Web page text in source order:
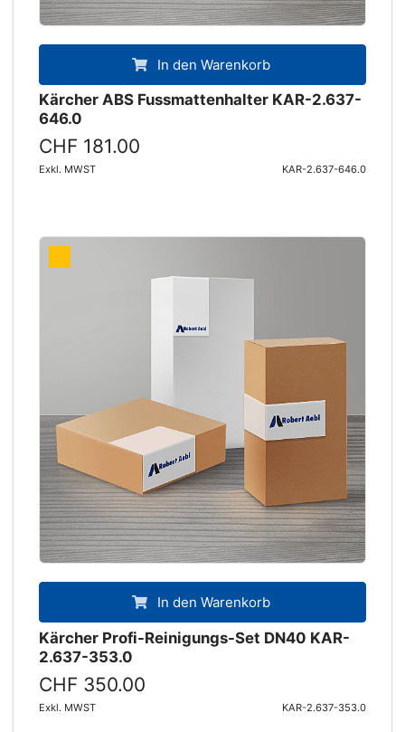
In den Warenkorb
Kärcher ABS Fussmattenhalter KAR-2.637-
646.0
CHF 181.00
Exkl. MWST KAR-2.637-646.0
In den Warenkorb
Kärcher Profi-Reinigungs-Set DN40 KAR-
2.637-353.0
CHF 350.00
Exkl. MWST KAR-2.637-353.0